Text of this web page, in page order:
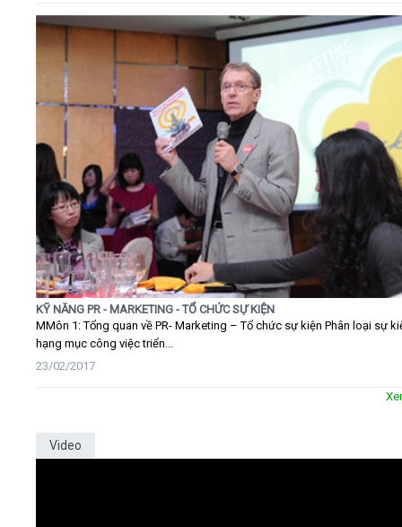
KỸ NĂNG PR - MARKETING - TỔ CHỨC SỰ KIỆN
MMôn 1: Tổng quan về PR- Marketing – Tổ chức sự kiện Phân loại sự
hạng mục công việc triển...
23/02/2017
Video